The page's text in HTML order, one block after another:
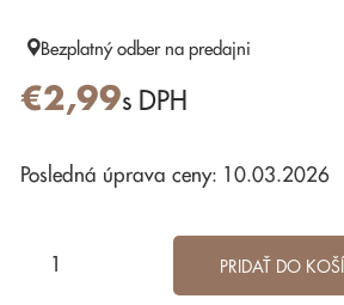
Bezplatný odber na predajni
€2,99s DPH
Posledná úprava ceny: 10.03.2026
PRIDAŤ DO